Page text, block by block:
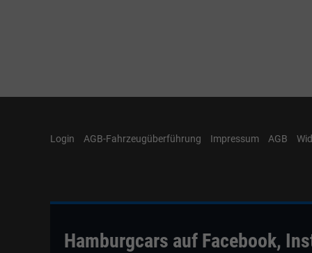
Login AGB-Fahrzeugüberführung Impressum AGB
Hamburgcars auf Facebook,